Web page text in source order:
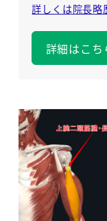
詳しくは院長略
詳細はこち